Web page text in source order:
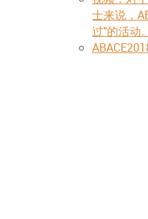
士来说，
过"的活动。